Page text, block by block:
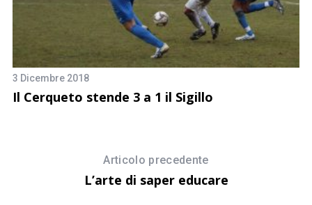
3 Dicembre 2018
Il Cerqueto stende 3 a 1 il Sigillo
Articolo precedente
L’arte di saper educare